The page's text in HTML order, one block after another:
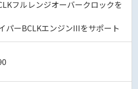
フルレンジオーバークロックを
パーBCLKエンジンIIIをサポート